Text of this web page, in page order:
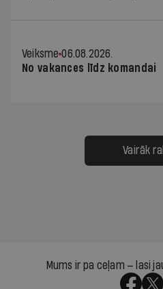
Veiksme 06.08.2026.
No vakances līdz komandai
Vairāk
Mums ir pa ceļam — lasi